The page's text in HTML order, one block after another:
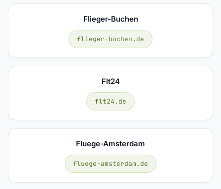
Flieger-Buchen
flieger-buchen.de
Flt24
flt24.de
Fluege-Amsterdam
fluege-amsterdam.de